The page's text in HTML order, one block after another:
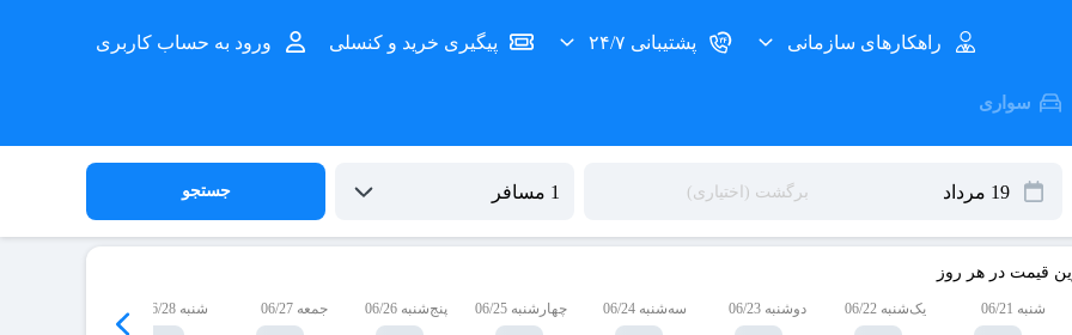
راهکارهای سازمانی پشتیبانی ۲۴/۷ پیگیری خرید و کنسلی ورود به حساب کاربری
سواری
جستجو
قیمت در هر روز
شنبه 06/21 یک‌شنبه 06/22 دوشنبه 06/23 سه‌شنبه 06/24 چهارشنبه 06/25 پنج‌شنبه 06/26 جمعه 06/27 شنبه 06/28